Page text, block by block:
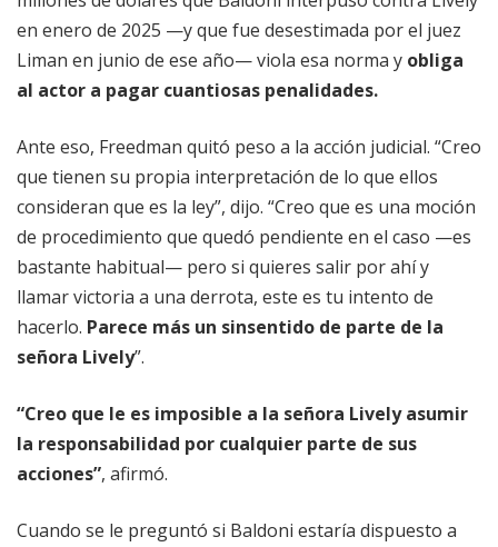
en enero de 2025 —y que fue desestimada por el juez
Liman en junio de ese año— viola esa norma y obliga
al actor a pagar cuantiosas penalidades.
Ante eso, Freedman quitó peso a la acción judicial. “Creo
que tienen su propia interpretación de lo que ellos
consideran que es la ley”, dijo. “Creo que es una moción
de procedimiento que quedó pendiente en el caso —es
bastante habitual— pero si quieres salir por ahí y
llamar victoria a una derrota, este es tu intento de
hacerlo. Parece más un sinsentido de parte de la
señora Lively”.
“Creo que le es imposible a la señora Lively asumir
la responsabilidad por cualquier parte de sus
acciones”, afirmó.
Cuando se le preguntó si Baldoni estaría dispuesto a